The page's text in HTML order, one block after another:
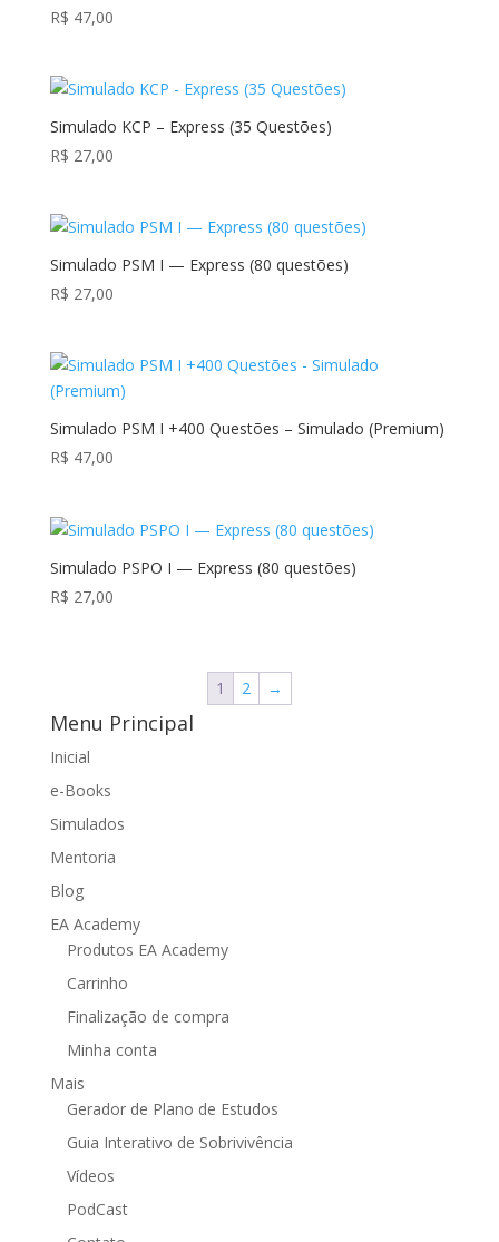
R$ 47,00
Simulado KCP – Express (35 Questões)
R$ 27,00
Simulado PSM I — Express (80 questões)
R$ 27,00
Simulado PSM I +400 Questões – Simulado (Premium)
R$ 47,00
Simulado PSPO I — Express (80 questões)
R$ 27,00
1 2 →
Menu Principal
Inicial
e-Books
Simulados
Mentoria
Blog
EA Academy
Produtos EA Academy
Carrinho
Finalização de compra
Minha conta
Mais
Gerador de Plano de Estudos
Guia Interativo de Sobrivivência
Vídeos
PodCast